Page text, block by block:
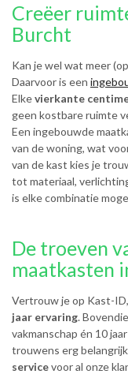
Creëer
Burcht
Kan je wel wat meer
Daarvoor is een
Elkevierkante
geen kostbare ruimte
Een ingebouwde
van de woning, wat
van de kast kies je
tot materiaal,
is elke combinatie
De troeven
maatkasten
Vertrouw je op Kast-
jaar ervaring.
vakmanschap én 10
trouwens erg
servicevoor al onze